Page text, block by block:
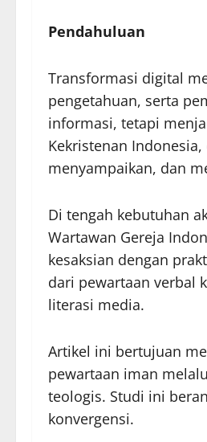
Pendahuluan
Transformasi digital
pengetahuan, serta
informasi, tetapi
Kekristenan
menyampaikan, dan
Di tengah kebutuhan
Wartawan Gereja
kesaksian dengan
dari pewartaan verbal
literasi media.
Artikel ini bertujuan
pewartaan iman
teologis. Studi ini
konvergensi.